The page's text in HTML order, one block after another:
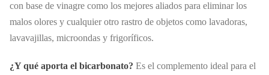
con base de vinagre como los mejores aliados para eliminar los
malos olores y cualquier otro rastro de objetos como lavadoras,
lavavajillas, microondas y frigoríficos.
¿Y qué aporta el bicarbonato? Es el complemento ideal para el